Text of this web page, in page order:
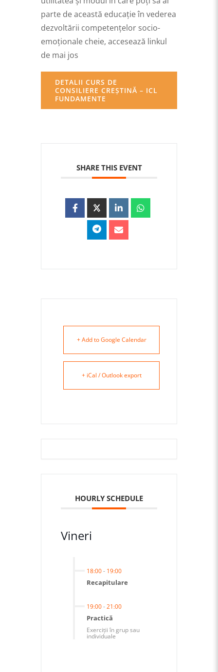
parte de această educație în vederea
dezvoltării competențelor socio-
emoționale cheie, accesează linkul
de mai jos
DETALII CURS DE
CONSILIERE CREȘTINĂ – ICL
FUNDAMENTE
SHARE THIS EVENT
+ Add to Google Calendar
+ iCal / Outlook export
HOURLY SCHEDULE
Vineri
18:00- 19:00
Recapitulare
19:00-21:00
Practică
Exerciții în grup sau
individuale